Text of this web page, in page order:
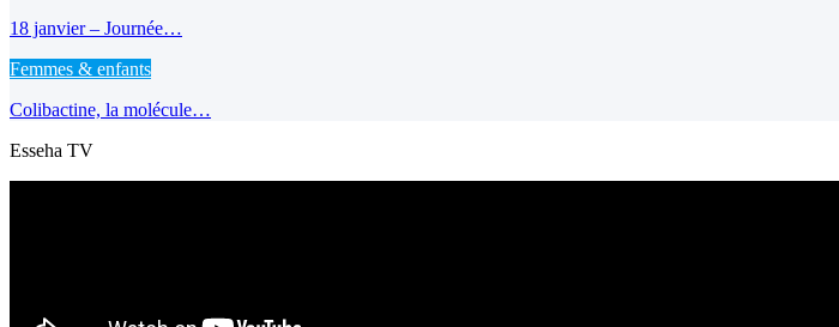
18 janvier – Journée…
Femmes & enfants
Colibactine, la molécule…
Esseha TV